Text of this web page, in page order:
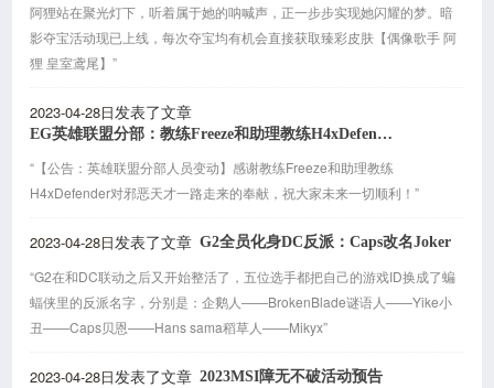
阿狸站在聚光灯下，听着属于她的呐喊声，正一步步实现她闪耀的梦。暗
影夺宝活动现已上线，每次夺宝均有机会直接获取臻彩皮肤【偶像歌手 阿
狸 皇室鸢尾】”
2023-04-28日发表了文章
EG英雄联盟分部：教练Freeze和助理教练H4xDefender离队
“【公告：英雄联盟分部人员变动】感谢教练Freeze和助理教练
H4xDefender对邪恶天才一路走来的奉献，祝大家未来一切顺利！”
2023-04-28日发表了文章 G2全员化身DC反派：Caps改名Joker
“G2在和DC联动之后又开始整活了，五位选手都把自己的游戏ID换成了蝙
蝠侠里的反派名字，分别是：企鹅人——BrokenBlade谜语人——Yike小
丑——Caps贝恩——Hans sama稻草人——Mikyx”
2023-04-28日发表了文章 2023MSI障无不破活动预告